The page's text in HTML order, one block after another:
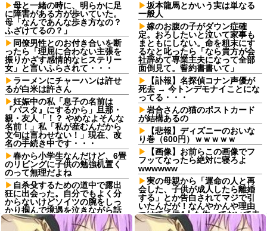
母と一緒の時に、明らかに足
に障害がある方が歩いていた。
母「なんであんな歩き方なの？
ふざけてるの？」
同僚男性とのお付き合いを断
ったら「理屈に合わない主張を
振りかざす感情的なヒステリー
女」と言いふらされて・・・
ラーメンにチャーハンは許せ
るが白米は許さん
妊娠中の私「息子の名前は
『パスタ』にするから」旦那・
親・友人「！？ やめなよそんな
名前！」私「私が産むんだから
文句は言わせない！」現在、改
名の手続き中です・・・
春から小学生なんだけど、6畳
のリビングに子供の勉強机置く
のって無理だよね
自杀殳するための道中で露出
狂に出会った。自分でもよく分
からないけどソイツの腕をしっ
かり掴んで境遇を泣きながら話
した。すると露出狂は…
坂本龍馬とかいう実は単なる
一般人
嫁のお腹の子がダウン症確
定。おろしたいと泣いて家事も
まともにしない。命を粗末にす
るなと叱ったら「なら貴方が会
社辞めて専業主夫になって全部
面倒見て。誓約書書いて」
【訃報】名探偵コナン声優が
死去 → 今トンデモナイことにな
ってる・・・
岩合さんの猫のポストカード
が結構あるの
【悲報】ディズニーのおいな
り巻（600円）ｗｗｗｗｗ
【画像】お前らこの画像でフ
フッてなったら絶対に寝ろよ
wwwwww
実の母親から「運命の人と再
会した、子供が成人したら離婚
する」とか告白されてマジで引
いたんだが！なんやかんや理由
つけて子供4人も作っておいて未
成年の子供に言う話かよ！